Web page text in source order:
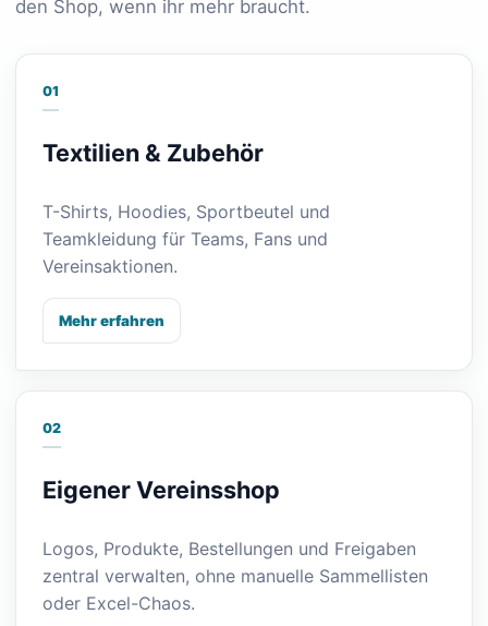
den Shop, wenn ihr mehr braucht.
01
Textilien & Zubehör
T-Shirts, Hoodies, Sportbeutel und
Teamkleidung für Teams, Fans und
Vereinsaktionen.
Mehr erfahren
02
Eigener Vereinsshop
Logos, Produkte, Bestellungen und Freigaben
zentral verwalten, ohne manuelle Sammellisten
oder Excel-Chaos.